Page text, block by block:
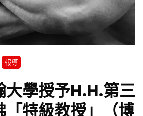
報導
大學授予H.H.第三
「特級教授」（博